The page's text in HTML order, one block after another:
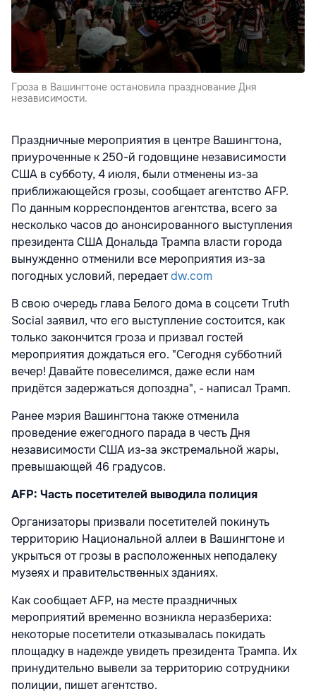
Гроза в Вашингтоне остановила празднование Дня
независимости.
Праздничные мероприятия в центре Вашингтона,
приуроченные к 250-й годовщине независимости
США в субботу, 4 июля, были отменены из-за
приближающейся грозы, сообщает агентство AFP.
По данным корреспондентов агентства, всего за
несколько часов до анонсированного выступления
президента США Дональда Трампа власти города
вынужденно отменили все мероприятия из-за
погодных условий, передаетdw.com
В свою очередь глава Белого дома в соцсети Truth
Social заявил, что его выступление состоится, как
только закончится гроза и призвал гостей
мероприятия дождаться его. "Сегодня субботний
вечер! Давайте повеселимся, даже если нам
придётся задержаться допоздна", - написал Трамп.
Ранее мэрия Вашингтона также отменила
проведение ежегодного парада в честь Дня
независимости США из-за экстремальной жары,
превышающей 46 градусов.
AFP: Часть посетителей выводила полиция
Организаторы призвали посетителей покинуть
территорию Национальной аллеи в Вашингтоне и
укрыться от грозы в расположенных неподалеку
музеях и правительственных зданиях.
Как сообщает AFP, на месте праздничных
мероприятий временно возникла неразбериха:
некоторые посетители отказывалась покидать
площадку в надежде увидеть президента Трампа. Их
принудительно вывели за территорию сотрудники
полиции, пишет агентство.